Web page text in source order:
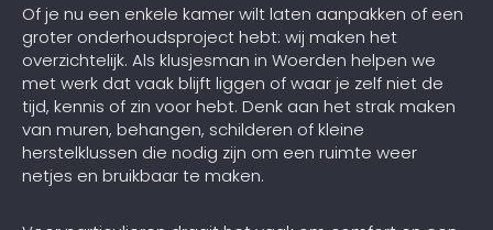
Of je nu een enkele kamer wilt laten aanpakken of een
groter onderhoudsproject hebt: wij maken het
overzichtelijk. Als klusjesman in Woerden helpen we
met werk dat vaak blijft liggen of waar je zelf niet de
tijd, kennis of zin voor hebt. Denk aan het strak maken
van muren, behangen, schilderen of kleine
herstelklussen die nodig zijn om een ruimte weer
netjes en bruikbaar te maken.